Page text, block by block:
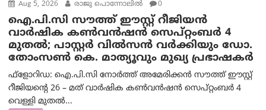
Aug 5, 2026 രാജു പൊന്നോലിൽ 0
ഐ.പി.സി സൗത്ത് ഈസ്റ്റ് റീജിയൻ
വാർഷിക കൺവൻഷൻ സെപ്റ്റംബർ 4
മുതൽ; പാസ്റ്റർ വിൽസൻ വർക്കിയും ഡോ.
തോംസൺ കെ. മാത്യൂവും മുഖ്യ പ്രഭാഷകർ
ഫ്ളോറിഡ: ഐ.പി.സി നോർത്ത് അമേരിക്കൻ സൗത്ത് ഈസ്റ്റ്
റീജിയന്റെ 26 – മത് വാർഷിക കൺവൻഷൻ സെപ്റ്റംബർ 4
വെള്ളി മുതൽ...